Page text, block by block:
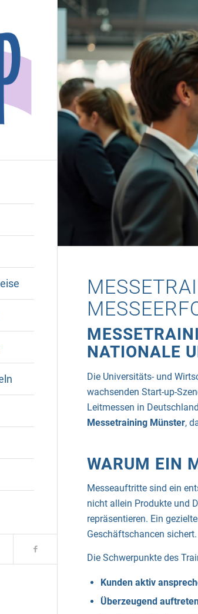
NATIONALE
Die Universitäts- und
wachsenden Start-up-
Leitmessen in
Messetraining Münster,
WARUM EIN
Messeauftritte sind ein
nicht allein Produkte und
repräsentieren. Ein
Geschäftschancen sichert.
Die Schwerpunkte des
Kunden aktiv
Überzeugend